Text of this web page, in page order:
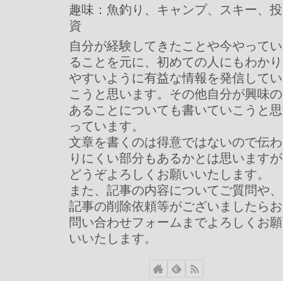
趣味：魚釣り、キャンプ、スキー、投
資
自分が経験してきたことや今やってい
ることを元に、初めての人にもわかり
やすいように有益な情報を発信してい
こうと思います。その他自分が興味の
あることについても書いていこうと思
っています。
文章を書くのは得意ではないので伝わ
りにくい部分もあるかとは思いますが
どうぞよろしくお願いいたします。
また、記事の内容についてご質問や、
記事の削除依頼等がございましたらお
問い合わせフォームまでよろしくお願
いいたします。